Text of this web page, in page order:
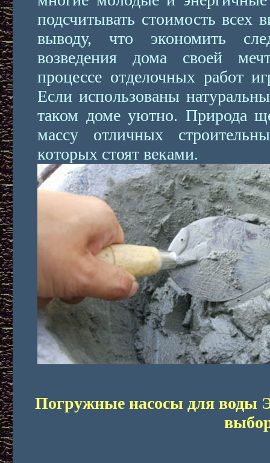
подсчитывать стоимость всех
выводу, что экономить
возведения дома своей
процессе отделочных работ
Если использованы
таком доме уютно. Природа
массу отличных
которых стоят веками.
Погружные насосы для воды